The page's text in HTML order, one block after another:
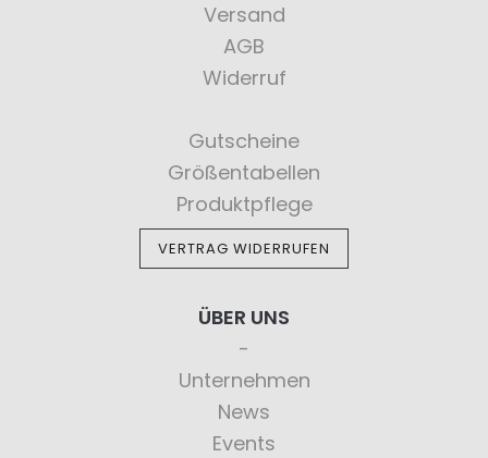
Versand
AGB
Widerruf
Gutscheine
Größentabellen
Produktpflege
VERTRAG WIDERRUFEN
ÜBER UNS
Unternehmen
News
Events